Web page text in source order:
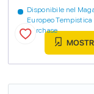
Disponibile nel
Europeo Tempistica
purchase